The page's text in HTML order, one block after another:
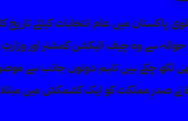
میں عام انتخابات کیلئے تاریخ
حوالہ سے وہ چیف الیکشن کمشنر اور
لکھ چکے ہیں تاہم دونوں جانب سے
نے صدرِ مملکت کو ایک کشمکش میں مبتلا